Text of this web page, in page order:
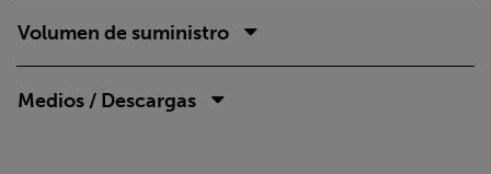
Volumen de suministro
Medios / Descargas